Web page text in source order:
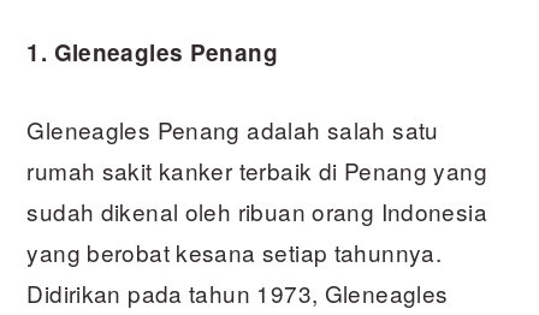
1. Gleneagles Penang
Gleneagles Penang adalah salah satu
rumah sakit kanker terbaik di Penang yang
sudah dikenal oleh ribuan orang Indonesia
yang berobat kesana setiap tahunnya.
Didirikan pada tahun 1973, Gleneagles